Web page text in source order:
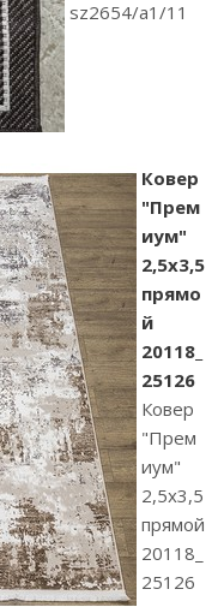
sz2654/a1/11
Ковер
"Прем
иум"
2,5х3,5
прямо
й
20118_
25126
Ковер
"Прем
иум"
2,5х3,5
прямой
20118_
25126